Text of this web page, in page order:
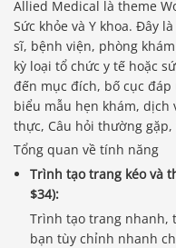
Allied Medical là theme
Sức khỏe và Y khoa. Đây
sĩ, bệnh viện, phòng
kỳ loại tổ chức y tế hoặc
đến mục đích, bố cục
biểu mẫu hẹn khám,
thực, Câu hỏi thường
Tổng quan về tính năng
Trình tạo trang kéo và
$34):
Trình tạo trang nhanh,
bạn tùy chỉnh nhanh